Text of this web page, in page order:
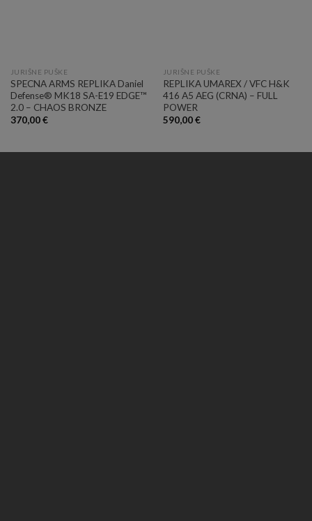
JURIŠNE PUŠKE
SPECNA ARMS REPLIKA Daniel
Defense® MK18 SA-E19 EDGE™
2.0 – CHAOS BRONZE
370,00€
JURIŠNE PUŠKE
REPLIKA UMAREX / VFC H&K
416 A5 AEG (CRNA) – FULL
POWER
590,00€